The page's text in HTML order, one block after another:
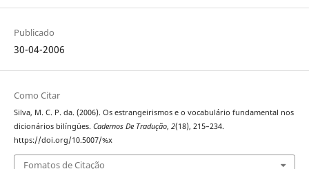
Publicado
30-04-2006
Como Citar
Silva, M. C. P. da. (2006). Os estrangeirismos e o vocabulário fundamental nos
dicionários bilíngües. Cadernos De Tradução, 2(18), 215–234.
https://doi.org/10.5007/%x
Fomatos de Citação